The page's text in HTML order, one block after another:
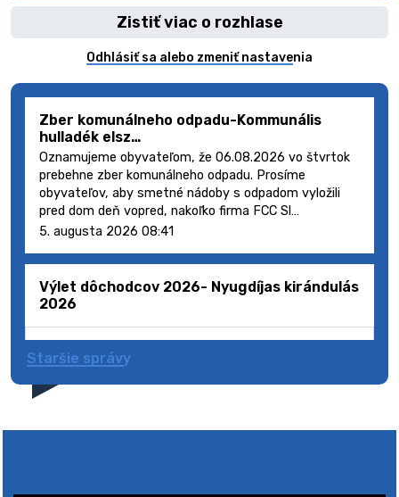
Zistiť viac o rozhlase
Odhlásiť sa alebo zmeniť nastavenia
Zber komunálneho odpadu-Kommunális
hulladék elsz…
Oznamujeme obyvateľom, že 06.08.2026 vo štvrtok
prebehne zber komunálneho odpadu. Prosíme
obyvateľov, aby smetné nádoby s odpadom vyložili
pred dom deň vopred, nakoľko firma FCC Sl…
5. augusta 2026 08:41
Výlet dôchodcov 2026- Nyugdíjas kirándulás
2026
Staršie správy